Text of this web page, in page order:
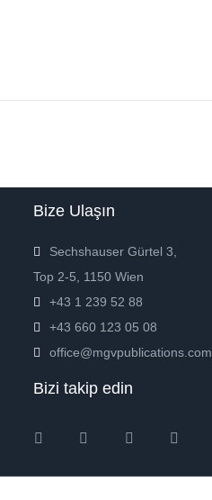
Bize Ulaşın
Sechshauser Gürtel 3,
Top 2-5, 1150 Wien
+43 1 239 52 88
+43 660 123 05 08
office@mgvpublications.com
Bizi takip edin
InstagramFacebookTwitter